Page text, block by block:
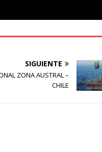
SIGUIENTE
ZONA AUSTRAL –
CHILE